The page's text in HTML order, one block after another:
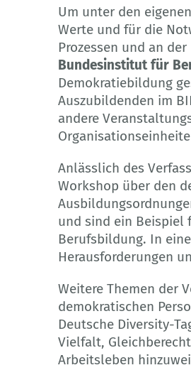
Um unter den
Werte und für die
Prozessen und an
Bundesinstitut für
Demokratiebildung
Auszubildenden im
andere
Anlässlich des
Workshop über den
und sind ein Beispiel
Berufsbildung. In
Herausforderungen
Weitere Themen der
demokratischen
Deutsche Diversity-
Vielfalt,
Arbeitsleben